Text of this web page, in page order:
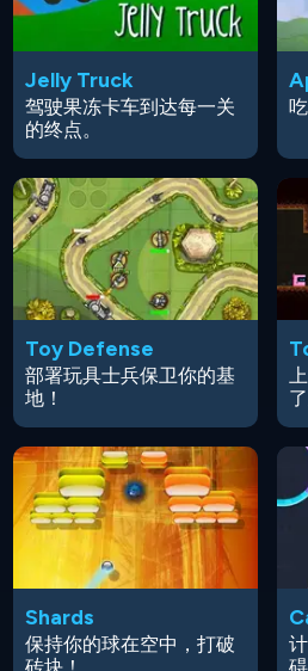
Jelly Truck
驾驶果冻卡车到达每一关
的终点。
Toy Defense
部署玩具士兵保卫你的基
地！
Shards
保持你的球在空中，打破